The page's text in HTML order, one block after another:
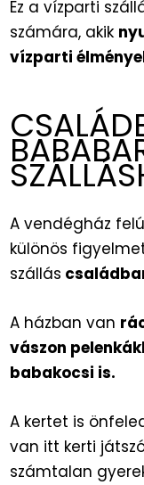
Ez a vízparti
számára, akik
vízparti
A vendégház
különös
szállás
A házban van
vászon
babakocsi is.
A kertet is
van itt kerti
számtalan